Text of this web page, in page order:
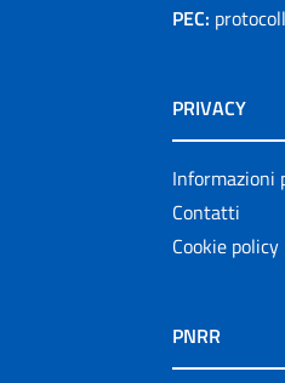
PEC:
PRIVACY
Informazioni
Contatti
Cookie policy
PNRR